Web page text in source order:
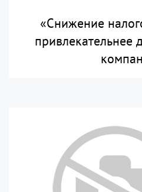
«Снижение
привлекательнее